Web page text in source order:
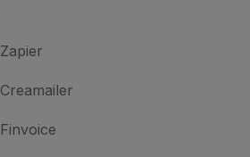
Zapier
Creamailer
Finvoice